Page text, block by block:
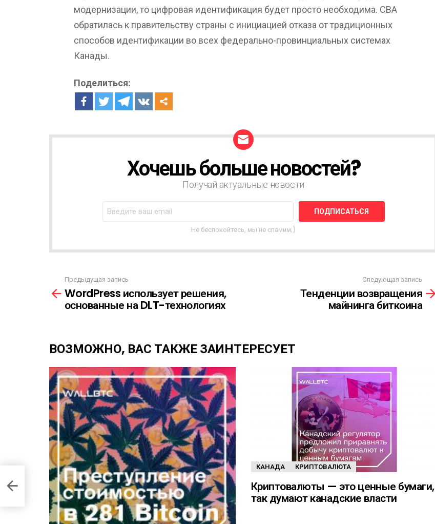
модернизации, то цифровая идентификация будет просто необходима. СВА
обратилась к правительству страны с инициацией отказа от традиционных
способов идентификации во всех федерально-провинциальных системах
Канады.
Поделиться:
Я
С
С
Ы
Хочешь больше новостей?
Получай актуальные новости
Не беспокойтесь, мы не спамим;)
м
т
е
щ
е
Предыдущая запись
WordPress использует решения,
основанные на DLT-технологиях
Следующая запись
Тенденции возвращения
майнинга биткоина
ВОЗМОЖНО, ВАС ТАКЖЕ ЗАИНТЕРЕСУЕТ
КАНАДА КРИПТОВАЛЮТА
Криптовалюты — это ценные бумаги,
так думают канадские власти